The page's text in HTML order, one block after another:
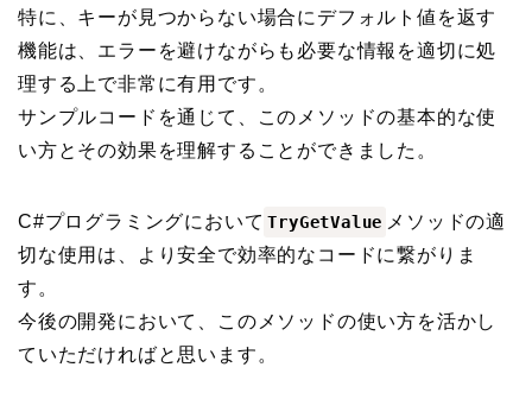
特に、キーが見つからない場合にデフォルト値を返す
機能は、エラーを避けながらも必要な情報を適切に処
理する上で非常に有用です。
サンプルコードを通じて、このメソッドの基本的な使
い方とその効果を理解することができました。
C#プログラミングにおいて TryGetValue メソッドの適
切な使用は、より安全で効率的なコードに繋がりま
す。
今後の開発において、このメソッドの使い方を活かし
ていただければと思います。